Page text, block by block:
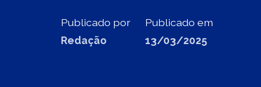
Publicado por
Redação
Publicado em
13/03/2025